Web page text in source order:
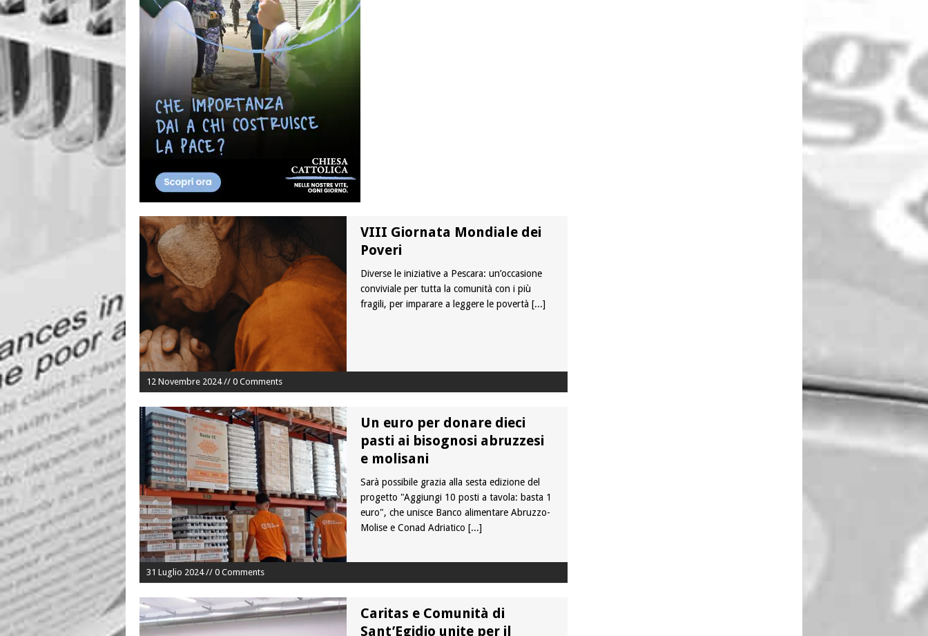
VIII Giornata Mondiale dei
Poveri
Diverse le iniziative a Pescara: un’occasione
conviviale per tutta la comunità con i più
fragili, per imparare a leggere le povertà [...]
12 Novembre 2024 // 0 Comments
Un euro per donare dieci
pasti ai bisognosi abruzzesi
e molisani
Sarà possibile grazia alla sesta edizione del
progetto "Aggiungi 10 posti a tavola: basta 1
euro", che unisce Banco alimentare Abruzzo-
Molise e Conad Adriatico [...]
31 Luglio 2024 // 0 Comments
Caritas e Comunità di
Sant’Egidio unite per il